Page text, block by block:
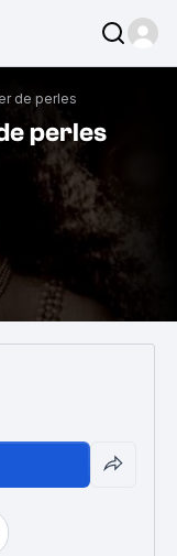
de perles
perles